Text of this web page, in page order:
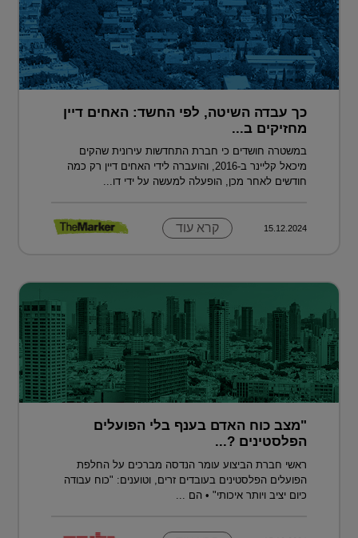
כך עבדה השיטה, לפי החשד: האחים דיין
מחזיקים ב...
במשטרה חושדים כי חברת התחדשות עירונית שהקים
מיכאל קליינר ב-2016, והועברה לידי האחים דיין רק כמה
חודשים לאחר מכן, הופעלה למעשה על ידי דו...
15.12.2024 קרא עוד
"מצב כוח האדם בענף בלי הפועלים
הפלסטינים ?...
ראשי חברת הביצוע עומר הנדסה מברכים על החלפת
הפועלים הפלסטינים בעובדים זרים, וטוענים: "כוח עבודה
כיום יציב ויותר איכותי" • הם ...